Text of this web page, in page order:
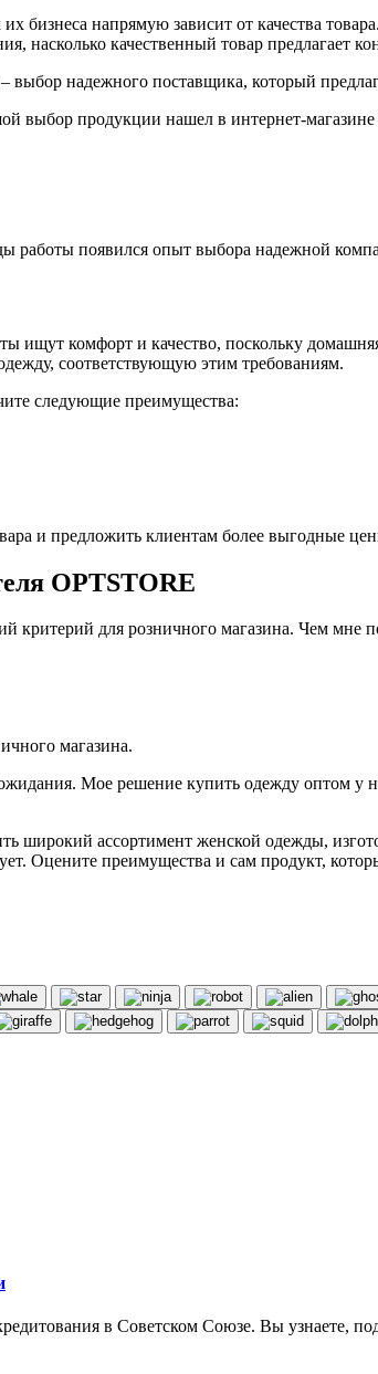
бизнеса напрямую зависит от качества
насколько качественный товар предлагает
выбор надежного поставщика, который
выбор продукции нашел в интернет-
работы появился опыт выбора надежной
комфорт и качество, поскольку
соответствующую этим требованиям.
следующие преимущества:
и предложить клиентам более выгодные
OPTSTORE
критерий для розничного магазина. Чем мне
магазина.
Мое решение купить одежду оптом
широкий ассортимент женской одежды,
Оцените преимущества и сам продукт,
в Советском Союзе. Вы узнаете,